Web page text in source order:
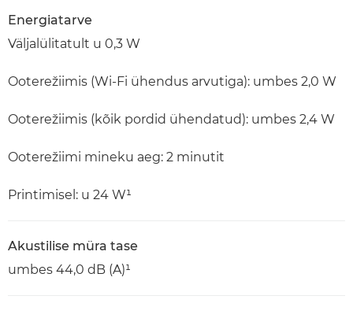
Energiatarve
Väljalülitatult u 0,3 W
Ooterežiimis (Wi-Fi ühendus arvutiga): umbes 2,0 W
Ooterežiimis (kõik pordid ühendatud): umbes 2,4 W
Ooterežiimi mineku aeg: 2 minutit
Printimisel: u 24 W¹
Akustilise müra tase
umbes 44,0 dB (A)¹